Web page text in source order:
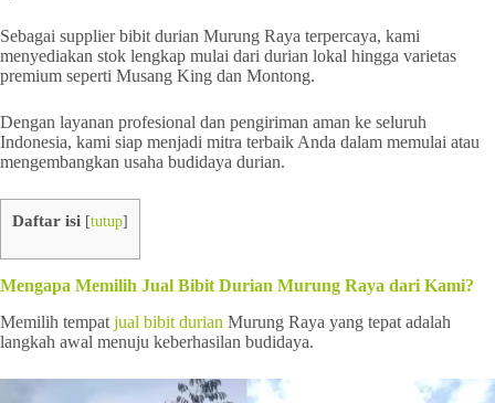
Sebagai supplier bibit durian Murung Raya terpercaya, kami
menyediakan stok lengkap mulai dari durian lokal hingga varietas
premium seperti Musang King dan Montong.
Dengan layanan profesional dan pengiriman aman ke seluruh
Indonesia, kami siap menjadi mitra terbaik Anda dalam memulai atau
mengembangkan usaha budidaya durian.
Daftar isi [tutup]
Mengapa Memilih Jual Bibit Durian Murung Raya dari Kami?
Memilih tempat jual bibit durian Murung Raya yang tepat adalah
langkah awal menuju keberhasilan budidaya.